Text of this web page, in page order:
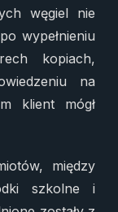
węgiel nie
wypełnieniu
kopiach,
na
klient mógł
między
szkolne i